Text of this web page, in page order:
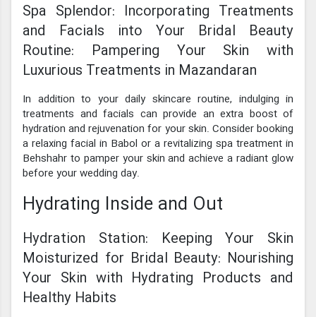
Spa Splendor: Incorporating Treatments
and Facials into Your Bridal Beauty
Routine: Pampering Your Skin with
Luxurious Treatments in Mazandaran
In addition to your daily skincare routine, indulging in
treatments and facials can provide an extra boost of
hydration and rejuvenation for your skin. Consider booking
a relaxing facial in Babol or a revitalizing spa treatment in
Behshahr to pamper your skin and achieve a radiant glow
before your wedding day.
Hydrating Inside and Out
Hydration Station: Keeping Your Skin
Moisturized for Bridal Beauty: Nourishing
Your Skin with Hydrating Products and
Healthy Habits